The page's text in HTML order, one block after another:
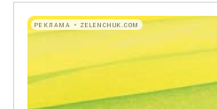
РЕКЛАМА • ZELENCHUK.COM